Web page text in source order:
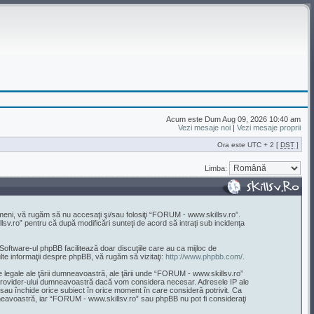
Acum este Dum Aug 09, 2026 10:40 am
Vezi mesaje noi | Vezi mesaje proprii
Ora este UTC + 2 [ DST ]
Limba:
vă rugăm să nu accesaţi şi/sau folosiţi “FORUM - www.skillsv.ro”.
pentru că după modificări sunteţi de acord să intraţi sub incidenţa
ul phpBB facilitează doar discuţiile care au ca mijloc de
informaţii despre phpBB, vă rugăm să vizitaţi: http://www.phpbb.com/
ale ţării dumneavoastră, ale ţării unde “FORUM - www.skillsv.ro”
ului dumneavoastră dacă vom considera necesar. Adresele IP ale
închide orice subiect în orice moment în care consideră potrivit. Ca
iar “FORUM - www.skillsv.ro” sau phpBB nu pot fi consideraţi